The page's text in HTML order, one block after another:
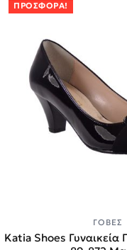
ΠΡΟΣΦΟΡΆ!
ΓΌΒΕΣ
Katia Shoes Γυναικεία